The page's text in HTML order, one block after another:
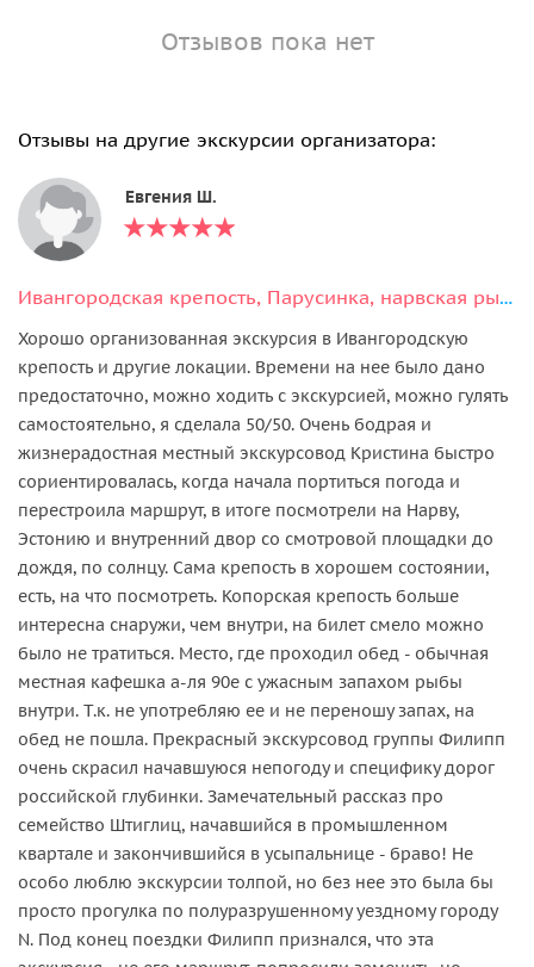
Отзывов пока нет
Отзывы на другие экскурсии организатора:
Евгения Ш.
Ивангородская крепость, Парусинка, нарвская рыба и Шепелёвский маяк
Хорошо организованная экскурсия в Ивангородскую
крепость и другие локации. Времени на нее было дано
предостаточно, можно ходить с экскурсией, можно гулять
самостоятельно, я сделала 50/50. Очень бодрая и
жизнерадостная местный экскурсовод Кристина быстро
сориентировалась, когда начала портиться погода и
перестроила маршрут, в итоге посмотрели на Нарву,
Эстонию и внутренний двор со смотровой площадки до
дождя, по солнцу. Сама крепость в хорошем состоянии,
есть, на что посмотреть. Копорская крепость больше
интересна снаружи, чем внутри, на билет смело можно
было не тратиться. Место, где проходил обед - обычная
местная кафешка а-ля 90е с ужасным запахом рыбы
внутри. Т.к. не употребляю ее и не переношу запах, на
обед не пошла. Прекрасный экскурсовод группы Филипп
очень скрасил начавшуюся непогоду и специфику дорог
российской глубинки. Замечательный рассказ про
семейство Штиглиц, начавшийся в промышленном
квартале и закончившийся в усыпальнице - браво! Не
особо люблю экскурсии толпой, но без нее это была бы
просто прогулка по полуразрушенному уездному городу
N. Под конец поездки Филипп признался, что эта